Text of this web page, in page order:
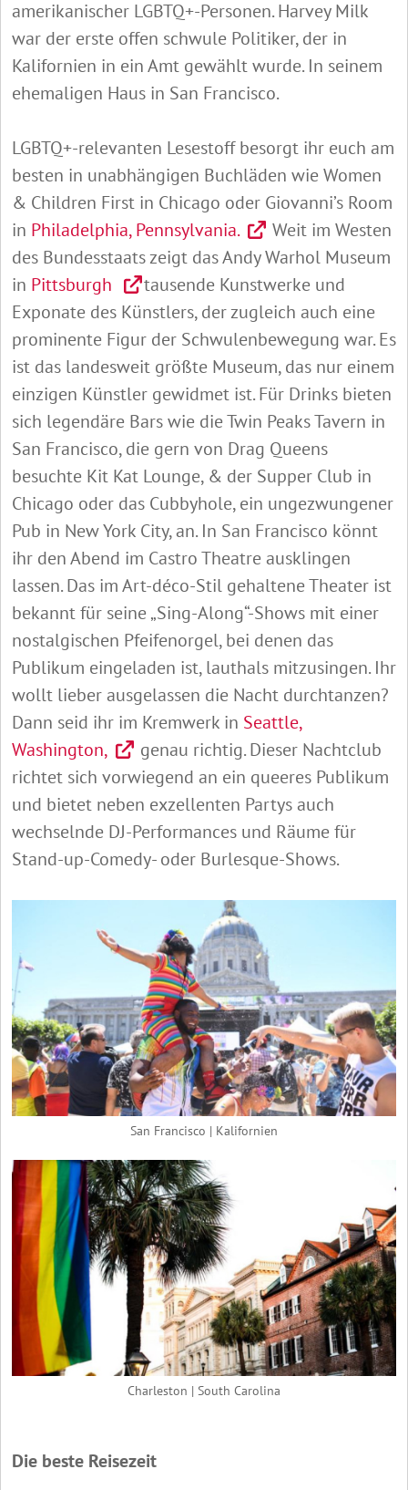
amerikanischer LGBTQ+-Personen. Harvey Milk
war der erste offen schwule Politiker, der in
Kalifornien in ein Amt gewählt wurde. In seinem
ehemaligen Haus in San Francisco.
LGBTQ+-relevanten Lesestoff besorgt ihr euch am
besten in unabhängigen Buchläden wie Women
& Children First in Chicago oder Giovanni’s Room
in Philadelphia, Pennsylvania.
Weit im Westen
des Bundesstaats zeigt das Andy Warhol Museum
in Pittsburgh
tausende Kunstwerke und
Exponate des Künstlers, der zugleich auch eine
prominente Figur der Schwulenbewegung war. Es
ist das landesweit größte Museum, das nur einem
einzigen Künstler gewidmet ist. Für Drinks bieten
sich legendäre Bars wie die Twin Peaks Tavern in
San Francisco, die gern von Drag Queens
besuchte Kit Kat Lounge, & der Supper Club in
Chicago oder das Cubbyhole, ein ungezwungener
Pub in New York City, an. In San Francisco könnt
ihr den Abend im Castro Theatre ausklingen
lassen. Das im Art-déco-Stil gehaltene Theater ist
bekannt für seine „Sing-Along“-Shows mit einer
nostalgischen Pfeifenorgel, bei denen das
Publikum eingeladen ist, lauthals mitzusingen. Ihr
wollt lieber ausgelassen die Nacht durchtanzen?
Dann seid ihr im Kremwerk in Seattle,
Washington,
genau richtig. Dieser Nachtclub
richtet sich vorwiegend an ein queeres Publikum
und bietet neben exzellenten Partys auch
wechselnde DJ-Performances und Räume für
Stand-up-Comedy- oder Burlesque-Shows.
San Francisco | Kalifornien
Charleston | South Carolina
Die beste Reisezeit